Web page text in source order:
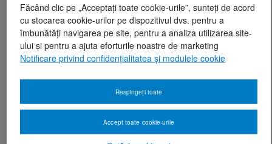
Făcând clic pe „Acceptați toate cookie-urile”, sunteți de acord
cu stocarea cookie-urilor pe dispozitivul dvs. pentru a
îmbunătăți navigarea pe site, pentru a analiza utilizarea site-
ului și pentru a ajuta eforturile noastre de marketing
Notificare privind confidențialitatea și modulele cookie
Respingeți toate
Accept toate cookie-urile